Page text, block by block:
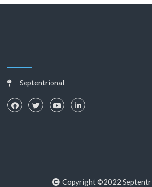
Septentrional
Copyright ©2022